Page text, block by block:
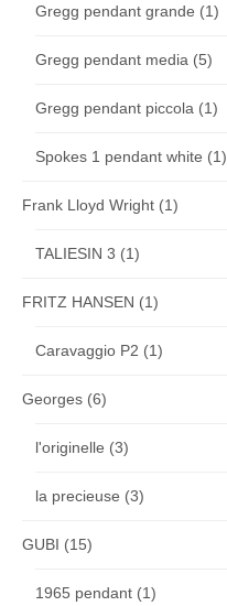
Gregg pendant grande (1)
Gregg pendant media (5)
Gregg pendant piccola (1)
Spokes 1 pendant white (1)
Frank Lloyd Wright (1)
TALIESIN 3 (1)
FRITZ HANSEN (1)
Caravaggio P2 (1)
Georges (6)
l'originelle (3)
la precieuse (3)
GUBI (15)
1965 pendant (1)